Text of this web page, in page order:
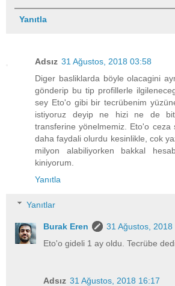
Yanıtla
Adsız 31 Ağustos, 2018 03:58
Diger basliklarda böyle olacagini
gönderip bu tip profillerle
sey Eto'o gibi bir tecrübenim
istiyoruz deyip ne hizi ne de
transferine yönelmemiz. Eto'o ceza
daha faydali olurdu kesinlikle, cok
milyon alabiliyorken bakkal
kiniyorum.
Yanıtla
Yanıtlar
Burak Eren
31 Ağustos, 2018
Eto'o gideli 1 ay oldu. Tecrübe
Adsız 31 Ağustos, 2018 16:17